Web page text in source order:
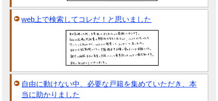
web上で検索してコレだ！と思いました
自由に動けない中、必要な戸籍を集めていただき、本
当に助かりました